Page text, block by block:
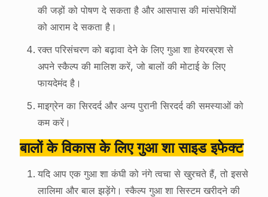
की जड़ों को पोषण दे सकता है और आसपास की मांसपेशियों
को आराम दे सकता है।
रक्त परिसंचरण को बढ़ावा देने के लिए गुआ शा हेयरब्रश से
अपने स्कैल्प की मालिश करें, जो बालों की मोटाई के लिए
फायदेमंद है।
माइग्रेन का सिरदर्द और अन्य पुरानी सिरदर्द की समस्याओं को
कम करें।
बालों के विकास के लिए गुआ शा साइड इफेक्ट
यदि आप एक गुआ शा कंघी को नंगे त्वचा से खुरचते हैं, तो इससे
लालिमा और बाल झड़ेंगे। स्कैल्प गुआ शा सिस्टम खरीदने की